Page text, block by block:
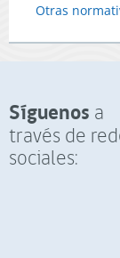
Otras
Síguenos a
través de
sociales: